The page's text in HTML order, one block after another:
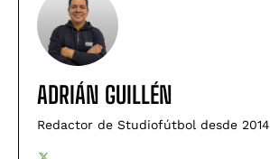
ADRIÁN GUILLÉN
Redactor de Studiofútbol desde 2014